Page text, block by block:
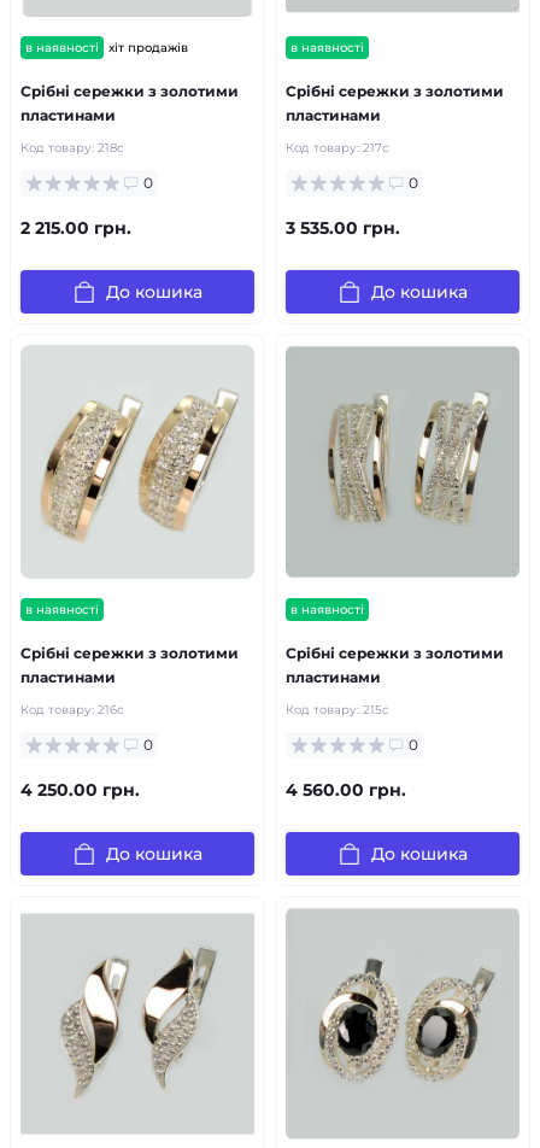
в наявності хіт продажів
Срібні сережки з золотими
пластинами
Код товару: 218с
0
2 215.00 грн.
До кошика
в наявності
Срібні сережки з золотими
пластинами
Код товару: 217с
0
3 535.00 грн.
До кошика
в наявності
Срібні сережки з золотими
пластинами
Код товару: 216с
0
4 250.00 грн.
До кошика
в наявності
Срібні сережки з золотими
пластинами
Код товару: 215с
0
4 560.00 грн.
До кошика